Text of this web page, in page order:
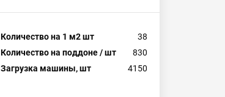
Количество на 1 м2 шт
38
Количество на поддоне / шт
830
Загрузка машины, шт
4150